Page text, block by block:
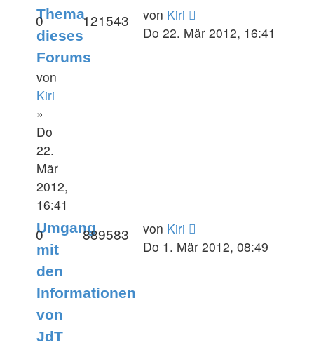
Thema
dieses
Forums
von
Kiri
»
Do
22.
Mär
2012,
16:41
0 121543 von Kiri
Do 22. Mär 2012, 16:41
Umgang
mit
den
Informationen
von
JdT
0 889583 von Kiri
Do 1. Mär 2012, 08:49